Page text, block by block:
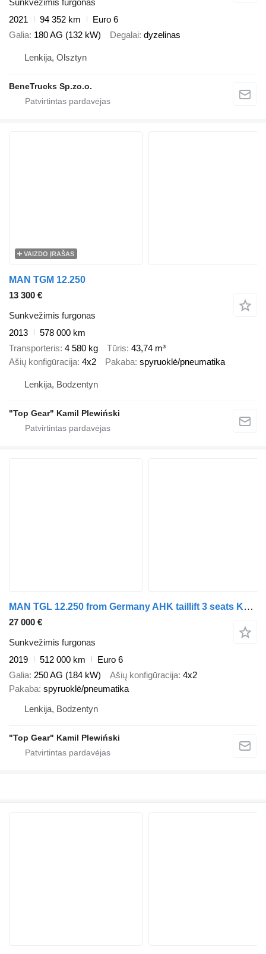
2021
94 352 km
Euro 6
Galia 180 AG (132 kW) Degalai dyzelinas
Lenkija, Olsztyn
BeneTrucks Sp.zo.o.
VAIZDO ĮRAŠAS
MAN TGM 12.250
13 300 €
Sunkvežimis furgonas
2013
578 000 km
Transporteris 4 580 kg Tūris 43,74 m³
Ašių konfigūracija 4x2 Pakaba spyruoklė/pneumatika
Lenkija, Bodzentyn
"Top Gear" Kamil Plewiński
MAN TGL 12.250 from Germany AHK taillift 3 seats KLIMA top1 conditio
27 000 €
Sunkvežimis furgonas
2019
512 000 km
Euro 6
Galia 250 AG (184 kW) Ašių konfigūracija 4x2
Pakaba spyruoklė/pneumatika
Lenkija, Bodzentyn
"Top Gear" Kamil Plewiński